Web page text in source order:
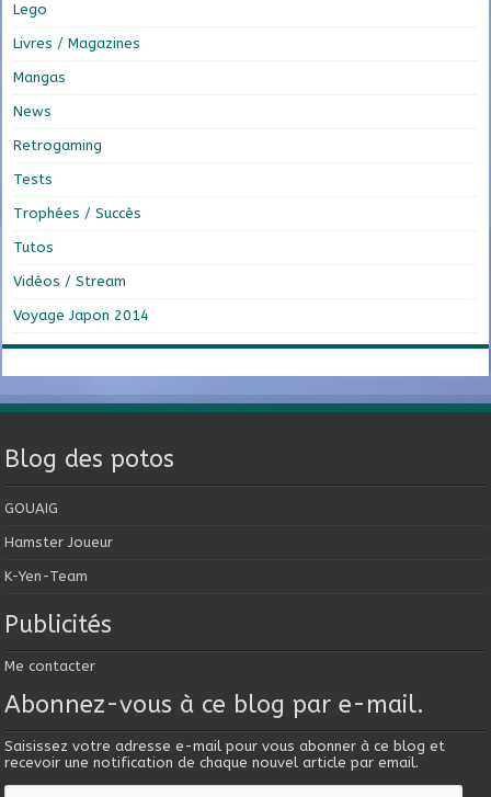
Lego
Livres / Magazines
Mangas
News
Retrogaming
Tests
Trophées / Succès
Tutos
Vidéos / Stream
Voyage Japon 2014
Blog des potos
GOUAIG
Hamster Joueur
K-Yen-Team
Publicités
Me contacter
Abonnez-vous à ce blog par e-mail.
Saisissez votre adresse e-mail pour vous abonner à ce blog et
recevoir une notification de chaque nouvel article par email.
Adresse